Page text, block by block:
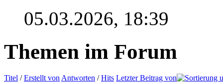
05.03.2026, 18:39
Themen im Forum
Titel /Erstellt von Antworten /Hits Letzter Beitrag von